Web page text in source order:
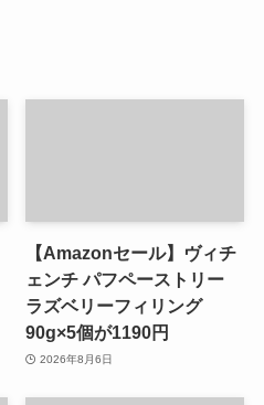
【Amazonセール】ヴィチ
ェンチ パフペーストリー
ラズベリーフィリング
90g×5個が1190円
2026年8月6日